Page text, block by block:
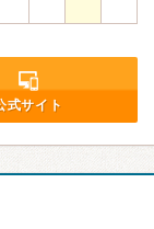
式サイト